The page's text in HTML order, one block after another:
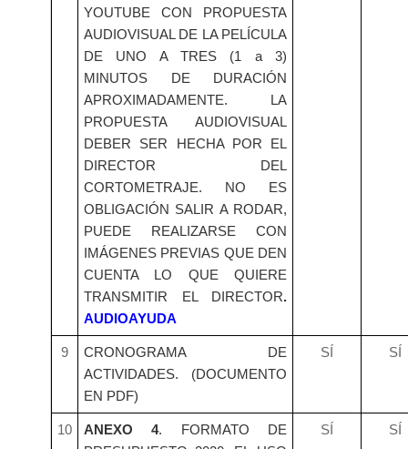
YOUTUBE CON PROPUESTA
AUDIOVISUAL DE LA PELÍCULA
DE UNO A TRES (1 a 3)
MINUTOS DE DURACIÓN
APROXIMADAMENTE. LA
PROPUESTA AUDIOVISUAL
DEBER SER HECHA POR EL
DIRECTOR DEL
CORTOMETRAJE. NO ES
OBLIGACIÓN SALIR A RODAR,
PUEDE REALIZARSE CON
IMÁGENES PREVIAS QUE DEN
CUENTA LO QUE QUIERE
TRANSMITIR EL DIRECTOR.
AUDIOAYUDA
9
CRONOGRAMA DE
ACTIVIDADES. (DOCUMENTO
EN PDF)
SÍ SÍ
10 ANEXO 4. FORMATO DE
SÍ SÍ